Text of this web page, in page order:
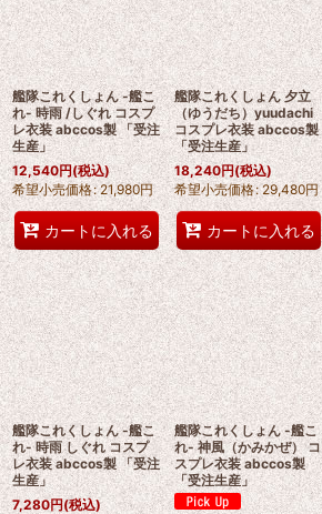
艦隊これくしょん -艦こ
れ- 時雨 /しぐれ コスプ
レ衣装 abccos製 「受注
生産」
12,540円(税込)
希望小売価格: 21,980円
カートに入れる
艦隊これくしょん 夕立
（ゆうだち）yuudachi
コスプレ衣装 abccos製
「受注生産」
18,240円(税込)
希望小売価格: 29,480円
カートに入れる
艦隊これくしょん -艦こ
れ- 時雨 しぐれ コスプ
レ衣装 abccos製 「受注
生産」
7,280円(税込)
艦隊これくしょん -艦こ
れ- 神風（かみかぜ） コ
スプレ衣装 abccos製
「受注生産」